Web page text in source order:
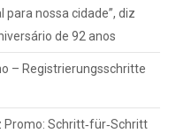
nossa cidade”, diz
de 92 anos
– Registrierungsschritte
Schritt‑für‑Schritt